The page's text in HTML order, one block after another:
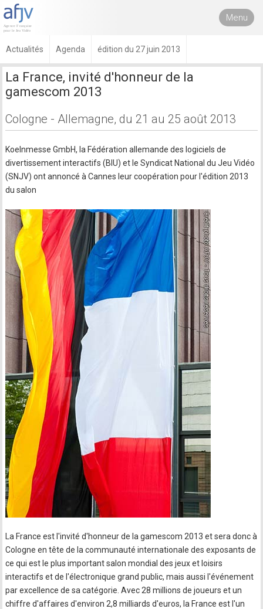
Menu
Actualités Agenda édition du 27 juin 2013
La France, invité d'honneur de la
gamescom 2013
Cologne - Allemagne, du 21 au 25 août 2013
Koelnmesse GmbH, la Fédération allemande des logiciels de
divertissement interactifs (BIU) et le Syndicat National du Jeu Vidéo
(SNJV) ont annoncé à Cannes leur coopération pour l'édition 2013
du salon
La France est l'invité d'honneur de la gamescom 2013 et sera donc à
Cologne en tête de la communauté internationale des exposants de
ce qui est le plus important salon mondial des jeux et loisirs
interactifs et de l'électronique grand public, mais aussi l'événement
par excellence de sa catégorie. Avec 28 millions de joueurs et un
chiffre d'affaires d'environ 2,8 milliards d'euros, la France est l'un